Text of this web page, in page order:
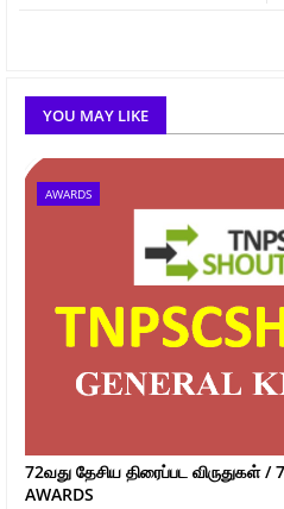
YOU MAY LIKE
AWARDS
72வது தேசிய திரைப்பட விருதுகள் /
AWARDS